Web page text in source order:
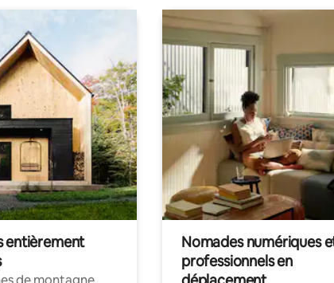
entièrement
Nomades numériques
professionnels en